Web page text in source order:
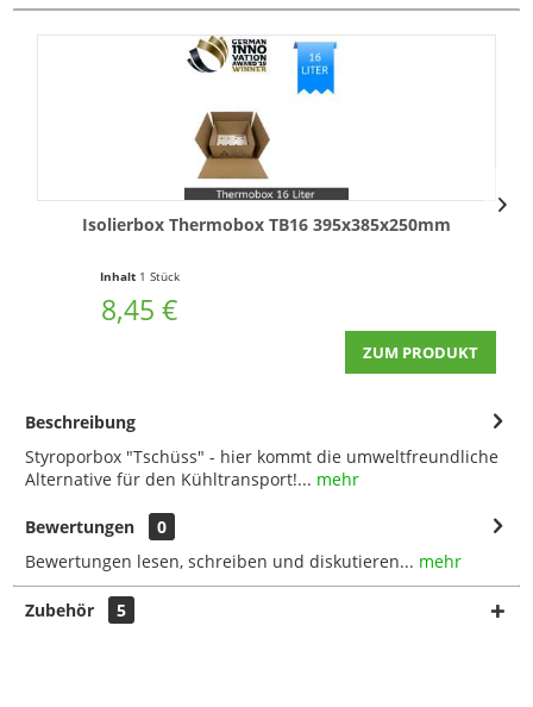
Isolierbox Thermobox TB16 395x385x250mm
Inhalt 1 Stück
8,45 €
ZUM PRODUKT
Beschreibung
Styroporbox "Tschüss" - hier kommt die umweltfreundliche
Alternative für den Kühltransport!... mehr
Bewertungen
0
Bewertungen lesen, schreiben und diskutieren... mehr
Zubehör 5